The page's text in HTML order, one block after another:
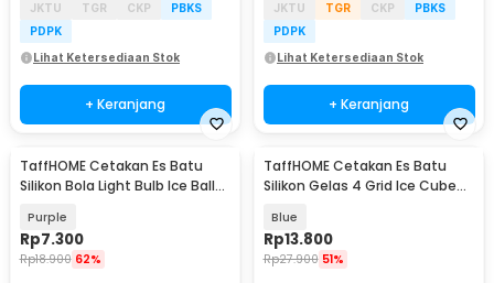
JKTU
TGR CKP
PBKS
PDPK
Lihat Ketersediaan Stok
+ Keranjang
JKTU
TGR CKP
PBKS
PDPK
Lihat Ketersediaan Stok
+ Keranjang
TaffHOME Cetakan Es Batu
Silikon Bola Light Bulb Ice Ball
Purple
Rp7.300
Rp18.900 62%
TaffHOME Cetakan Es Batu
Silikon Gelas 4 Grid Ice Cube
Blue
Rp13.800
Rp27.900 51%